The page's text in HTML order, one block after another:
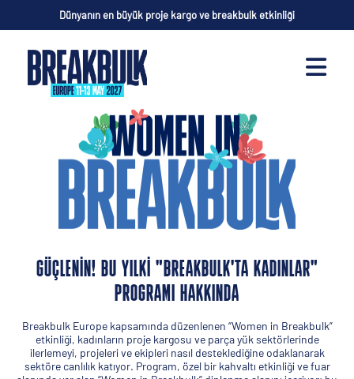
Dünyanın en büyük proje kargo ve breakbulk etkinliği
GÜÇLENIN! BU YILKI "BREAKBULK'TA KADINLAR"
PROGRAMI HAKKINDA
Breakbulk Europe kapsamında düzenlenen “Women in Breakbulk”
etkinliği, kadınların proje kargosu ve parça yük sektörlerinde
ilerlemeyi, projeleri ve ekipleri nasıl desteklediğine odaklanarak
sektöre canlılık katıyor. Program, özel bir kahvaltı etkinliği ve fuar